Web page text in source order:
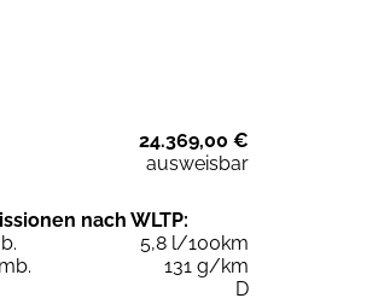
24.369,00 €
ausweisbar
nach WLTP:
5,8 l/100km
131 g/km
D